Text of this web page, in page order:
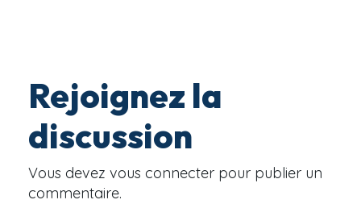
Rejoignez la
discussion
Vous devez vous connecter pour publier un
commentaire.